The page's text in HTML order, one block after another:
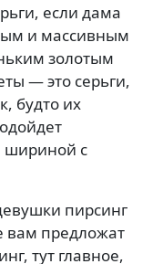
если дама
и массивным
золотым
— это серьги,
будто их
шириной с
пирсинг
предложат
тут главное,